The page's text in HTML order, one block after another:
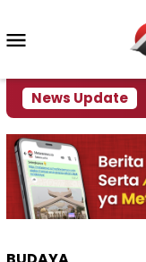
konten
News Update
Krisi Air